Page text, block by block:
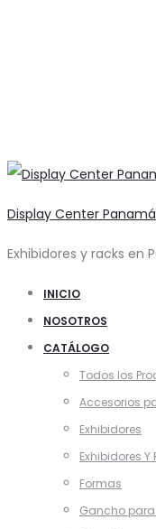
Display Center Panamá
Exhibidores y racks en
INICIO
NOSOTROS
CATÁLOGO
Todos los
Accesorios
Exhibidores
Exhibidores Y
Formas
Gancho